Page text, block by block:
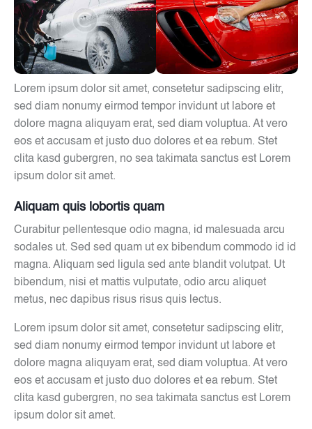
Lorem ipsum dolor sit amet, consetetur sadipscing elitr,
sed diam nonumy eirmod tempor invidunt ut labore et
dolore magna aliquyam erat, sed diam voluptua. At vero
eos et accusam et justo duo dolores et ea rebum. Stet
clita kasd gubergren, no sea takimata sanctus est Lorem
ipsum dolor sit amet.
Aliquam quis lobortis quam
Curabitur pellentesque odio magna, id malesuada arcu
sodales ut. Sed sed quam ut ex bibendum commodo id id
magna. Aliquam sed ligula sed ante blandit volutpat. Ut
bibendum, nisi et mattis vulputate, odio arcu aliquet
metus, nec dapibus risus risus quis lectus.
Lorem ipsum dolor sit amet, consetetur sadipscing elitr,
sed diam nonumy eirmod tempor invidunt ut labore et
dolore magna aliquyam erat, sed diam voluptua. At vero
eos et accusam et justo duo dolores et ea rebum. Stet
clita kasd gubergren, no sea takimata sanctus est Lorem
ipsum dolor sit amet.